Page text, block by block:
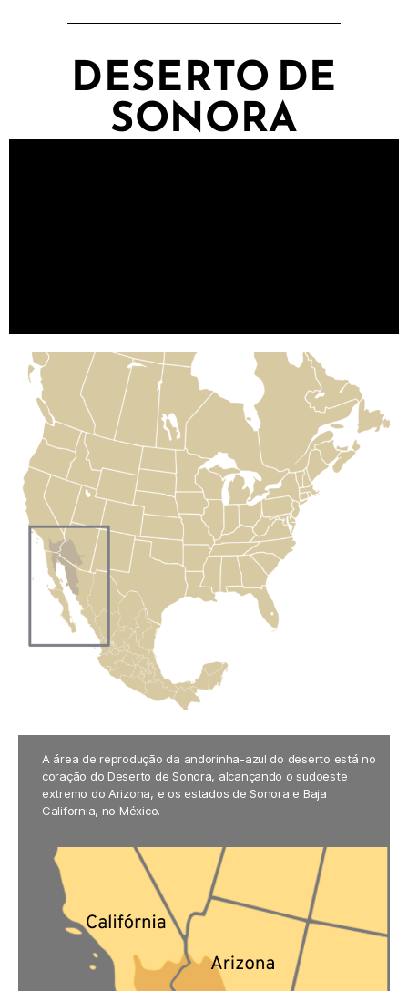
DESERTO DE
SONORA
A área de reprodução da andorinha-azul do deserto está no
coração do Deserto de Sonora, alcançando o sudoeste
extremo do Arizona, e os estados de Sonora e Baja
California, no México.